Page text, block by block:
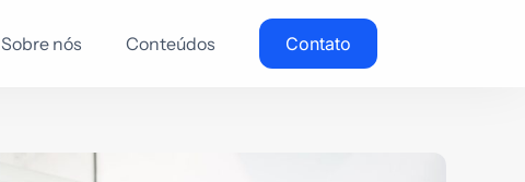
Sobre nós Conteúdos Contato